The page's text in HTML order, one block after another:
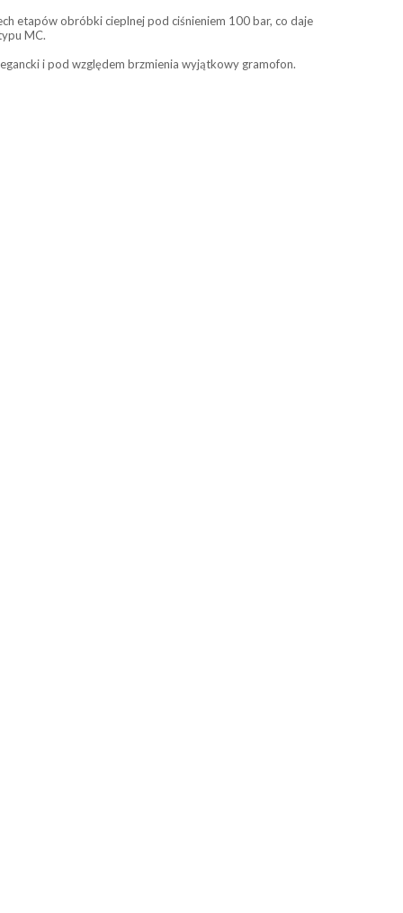
etapów obróbki cieplnej pod ciśnieniem 100 bar, co daje
MC.
i pod względem brzmienia wyjątkowy gramofon.